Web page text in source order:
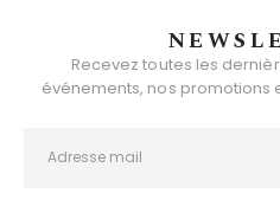
Recevez toutes les
événements, nos promotions